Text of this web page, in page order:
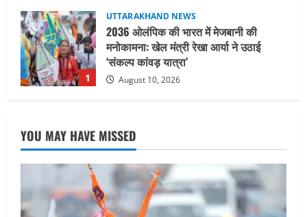
2
UTTARAKHAND NEWS
उत्तराखंड में गूँजा “2036 में ओलंपिक हमारा हो”
का नारा; हर की पौड़ी से ऋषिकेश तक निकली
भव्य संकल्प यात्रा
August 10, 2026
3
मुख्यमंत्री ने हर घर तिरंगा यात्रा कार्यक्रम में
किया प्रतिभाग
August 9, 2026
UTTARAKHAND NEWS
YOU MAY HAVE MISSED